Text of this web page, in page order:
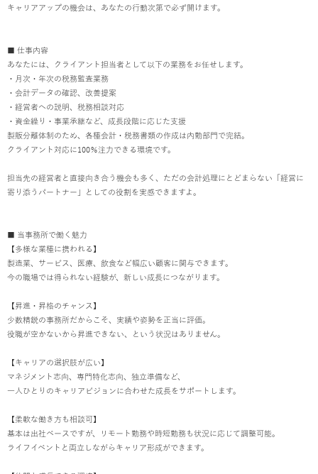
キャリアアップの機会は、あなたの行動次第で必ず開けます。
■ 仕事内容
あなたには、クライアント担当者として以下の業務をお任せします。
・月次・年次の税務監査業務
・会計データの確認、改善提案
・経営者への説明、税務相談対応
・資金繰り・事業承継など、成長段階に応じた支援
製販分離体制のため、各種会計・税務書類の作成は内勤部門で完結。
クライアント対応に100％注力できる環境です。
担当先の経営者と直接向き合う機会も多く、ただの会計処理にとどまらない「経営に
寄り添うパートナー」としての役割を実感できますよ。
■ 当事務所で働く魅力
【多様な業種に携われる】
製造業、サービス、医療、飲食など幅広い顧客に関与できます。
今の職場では得られない経験が、新しい成長につながります。
【昇進・昇格のチャンス】
少数精鋭の事務所だからこそ、実績や姿勢を正当に評価。
役職が空かないから昇進できない、という状況はありません。
【キャリアの選択肢が広い】
マネジメント志向、専門特化志向、独立準備など、
一人ひとりのキャリアビジョンに合わせた成長をサポートします。
【柔軟な働き方も相談可】
基本は出社ベースですが、リモート勤務や時短勤務も状況に応じて調整可能。
ライフイベントと両立しながらキャリア形成ができます。